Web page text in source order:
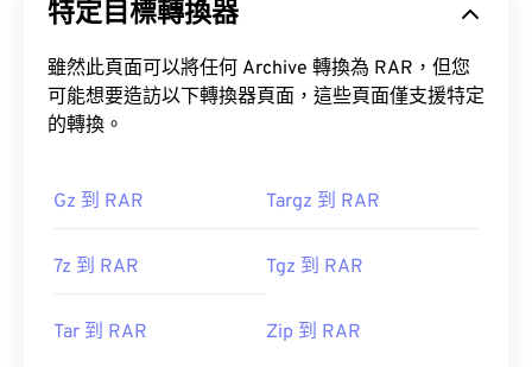
特定目標轉換器
雖然此頁面可以將任何 Archive 轉換為 RAR，但您
可能想要造訪以下轉換器頁面，這些頁面僅支援特定
的轉換。
Gz 到 RAR Targz 到 RAR
7z 到 RAR Tgz 到 RAR
Tar 到 RAR Zip 到 RAR